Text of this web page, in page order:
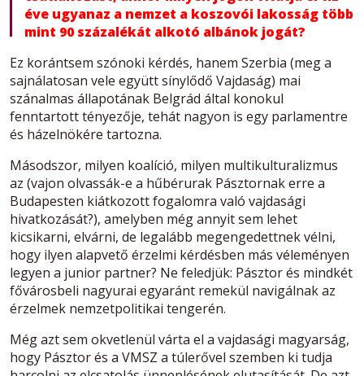
éve ugyanaz a nemzet a koszovói lakosság több
mint 90 százalékát alkotó albánok jogát?
Ez korántsem szónoki kérdés, hanem Szerbia (meg a
sajnálatosan vele együtt sínylődő Vajdaság) mai
szánalmas állapotának Belgrád által konokul
fenntartott tényezője, tehát nagyon is egy parlamentre
és házelnökére tartozna.
Másodszor, milyen koalíció, milyen multikulturalizmus
az (vajon olvassák-e a hűbérurak Pásztornak erre a
Budapesten kiátkozott fogalomra való vajdasági
hivatkozását?), amelyben még annyit sem lehet
kicsikarni, elvárni, de legalább megengedettnek vélni,
hogy ilyen alapvető érzelmi kérdésben más véleményen
legyen a junior partner? Ne feledjük: Pásztor és mindkét
fővárosbeli nagyurai egyaránt remekül navigálnak az
érzelmek nemzetpolitikai tengerén.
Még azt sem okvetlenül várta el a vajdasági magyarság,
hogy Pásztor és a VMSZ a túlerővel szemben ki tudja